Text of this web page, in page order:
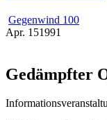
Gegenwind 100
Apr. 151991
Gedämpfter